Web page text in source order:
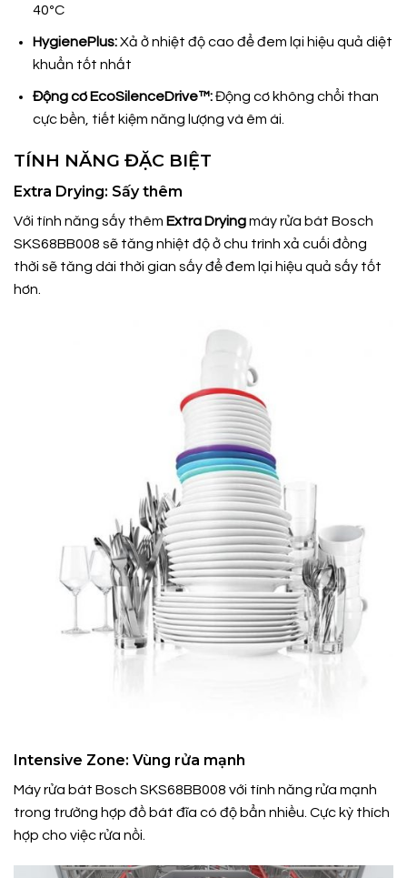
40ºC
HygienePlus:Xả ở nhiệt độ cao để đem lại hiệu quả diệt
khuẩn tốt nhất
Động cơ EcoSilenceDrive™:Động cơ không chổi than
cực bền, tiết kiệm năng lượng và êm ái.
TÍNH NĂNG ĐẶC BIỆT
Extra Drying: Sấy thêm
Với tính năng sấy thêm Extra Dryingmáy rửa bát Bosch
SKS68BB008 sẽ tăng nhiệt độ ở chu trình xả cuối đồng
thời sẽ tăng dài thời gian sấy để đem lại hiệu quả sấy tốt
hơn.
Intensive Zone: Vùng rửa mạnh
Máy rửa bát Bosch SKS68BB008 với tính năng rửa mạnh
trong trường hợp đồ bát đĩa có độ bẩn nhiều. Cực kỳ thích
hợp cho việc rửa nồi.